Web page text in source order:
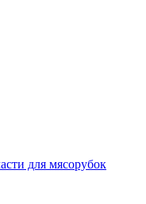
для мясорубок